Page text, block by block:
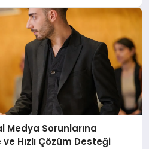
Medya Sorunlarına
Hızlı Çözüm Desteği